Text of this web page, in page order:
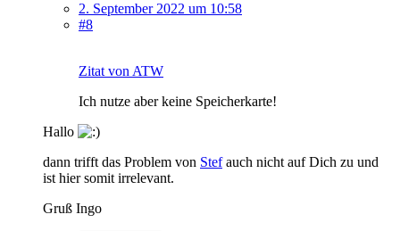
2. September 2022 um 10:58
#8
Zitat von ATW
Ich nutze aber keine Speicherkarte!
Hallo
dann trifft das Problem von Stefauch nicht auf Dich zu und
ist hier somit irrelevant.
Gruß Ingo